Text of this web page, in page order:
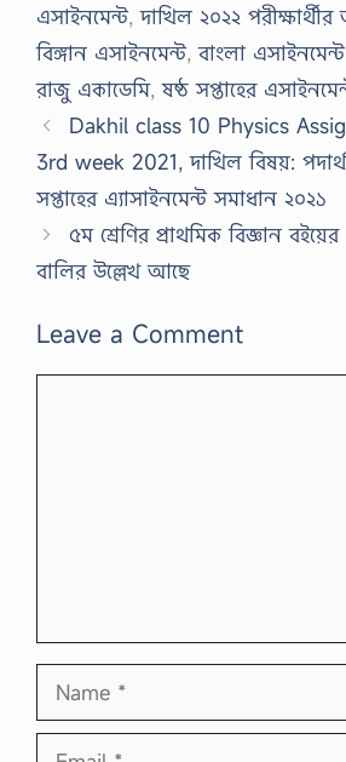
এসাইনমেন্ট,দাখিল ২০২২ পরীক্ষার্থীর
বিঙ্গান এসাইনমেন্ট,বাংলা
রাজু একাডেমি,ষষ্ঠ সপ্তাহের
Dakhil class 10 Physics
3rd week 2021, দাখিল বিষয়:
সপ্তাহের এ্যাসাইনমেন্ট সমাধান ২০২১
৫ম শ্রেণির প্রাথমিক বিজ্ঞান
বালির উল্লেখ আছে
Leave a Comment
Name
Email